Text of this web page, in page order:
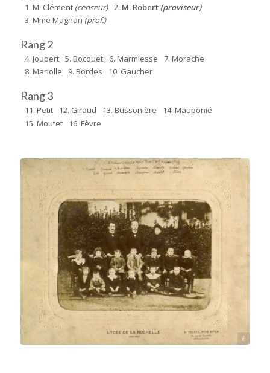
1. M. Clément (censeur) 2. M. Robert (proviseur)
3. Mme Magnan (prof.)
Rang 2
4. Joubert 5. Bocquet 6. Marmiesse
7. Morache
8. Mariolle
9. Bordes 10. Gaucher
Rang 3
11. Petit 12. Giraud 13. Bussonière
14. Mauponié
15. Moutet
16. Fèvre
Source: Archives municipales de La Rochelle